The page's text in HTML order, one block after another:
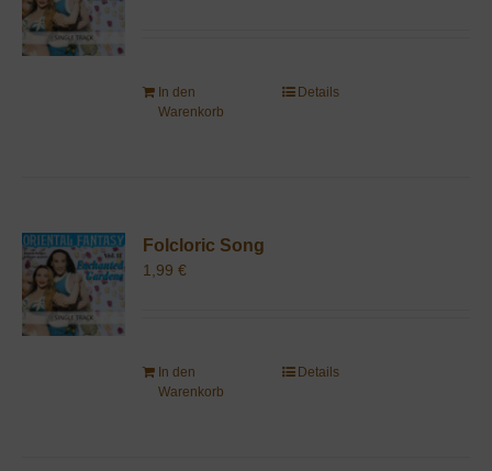
In den
Warenkorb
Details
Folcloric Song
1,99€
In den
Warenkorb
Details